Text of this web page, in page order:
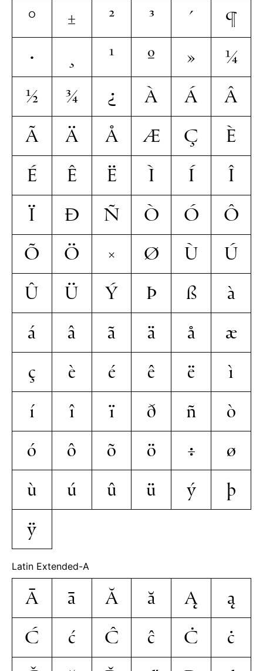
°
± ² ³ ´
¶
·
¸ ¹ º »
¼
½
¾ ¿ À Á
Â
Ã
Ä Å Æ Ç
È
É
Ê Ë Ì Í
Î
Ï
Ð Ñ Ò Ó
Ô
Õ
Ö × Ø Ù
Ú
Û
Ü Ý Þ ß
à
á
â ã ä å
æ
ç
è é ê ë
ì
í
î ï ð ñ
ò
ó
ô õ ö ÷
ø
ù
ú û ü ý
þ
ÿ
Latin Extended-A
Ā ā Ă ă Ą
ą
Ć
ć Ĉ ĉ Ċ
ċ